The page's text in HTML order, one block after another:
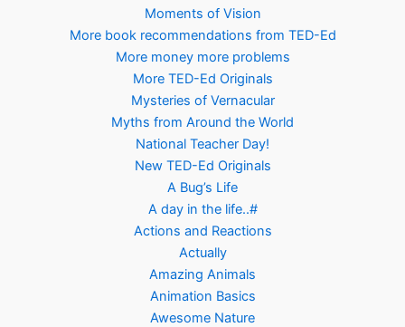
Moments of Vision
More book recommendations from TED-Ed
More money more problems
More TED-Ed Originals
Mysteries of Vernacular
Myths from Around the World
National Teacher Day!
New TED-Ed Originals
A Bug’s Life
A day in the life..#
Actions and Reactions
Actually
Amazing Animals
Animation Basics
Awesome Nature